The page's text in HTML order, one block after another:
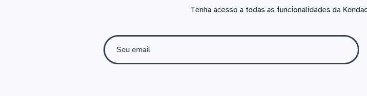
Tenha acesso a todas as funcionalidades da